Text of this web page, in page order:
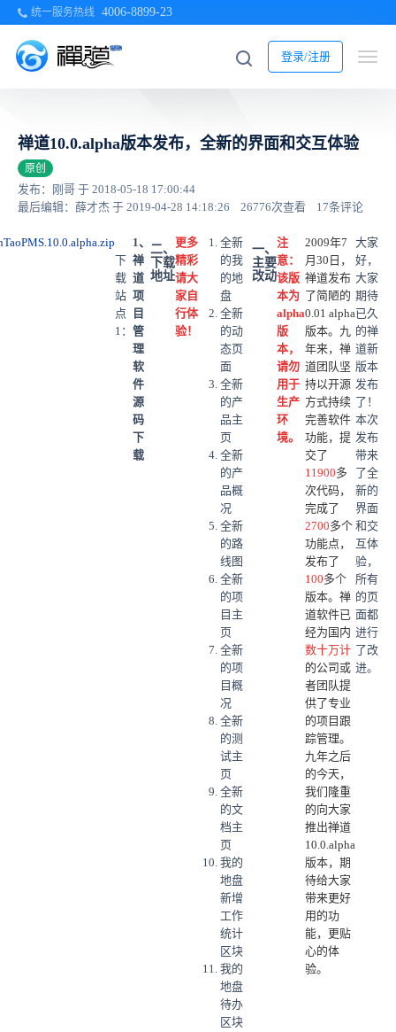
统一服务热线 4006-8899-23
登录/注册
禅道10.0.alpha版本发布，全新的界面和交互体验
原创
发布：刚哥 于 2018-05-18 17:00:44
最后编辑：薛才杰 于 2019-04-28 14:18:26
26776次查看 17条评论
大家
好，
大家
期待
已久
的禅
道新
版本
发布
了！
本次
发布
带来
了全
新的
界面
和交
互体
验，
所有
的页
面都
进行
了改
进。
2009年7
月30日，
禅道发布
了简陋的
0.01 alpha
版本。九
年来，禅
道团队坚
持以开源
方式持续
完善软件
功能，提
交了
11900多
次代码，
完成了
2700多个
功能点，
发布了
100多个
版本。禅
道软件已
经为国内
数十万计
的公司或
者团队提
供了专业
的项目跟
踪管理。
九年之后
的今天，
我们隆重
的向大家
推出禅道
10.0.alpha
版本，期
待给大家
带来更好
用的功
能，更贴
心的体
验。
注
意：
该版
本为
alpha
版
本，
请勿
用于
生产
环
境。
一、
主要
改动
全新
的我
的地
盘
全新
的动
态页
面
全新
的产
品主
页
全新
的产
品概
况
全新
的路
线图
全新
的项
目主
页
全新
的项
目概
况
全新
的测
试主
页
全新
的文
档主
页
我的
地盘
新增
工作
统计
区块
我的
地盘
待办
区块
更多
精彩
请大
家自
行体
验！
二、
下载
地址
1、
禅
道
项
目
管
理
软
件
源
码
下
载
下
载
站
点
1：